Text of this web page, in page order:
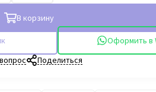
В корзину
Оформить в
Поделиться